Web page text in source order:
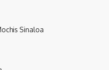
Sinaloa